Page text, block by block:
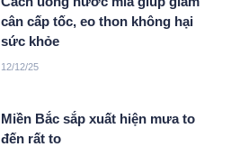
cân cấp tốc, eo thon không hại
sức khỏe
12/12/25
Miền Bắc sắp xuất hiện mưa to
đến rất to